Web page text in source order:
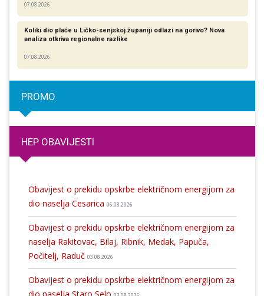
07.08.2026
Koliki dio plaće u Ličko-senjskoj županiji odlazi na gorivo? Nova
analiza otkriva regionalne razlike​
07.08.2026
PROMO
HEP OBAVIJESTI
Obavijest o prekidu opskrbe električnom energijom za
dio naselja Cesarica 06.08.2026
Obavijest o prekidu opskrbe električnom energijom za
naselja Rakitovac, Bilaj, Ribnik, Medak, Papuča,
Počitelj, Raduč 03.08.2026
Obavijest o prekidu opskrbe električnom energijom za